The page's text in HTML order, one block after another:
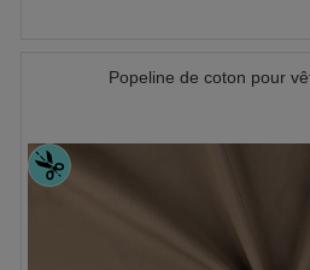
Popeline de coton pour